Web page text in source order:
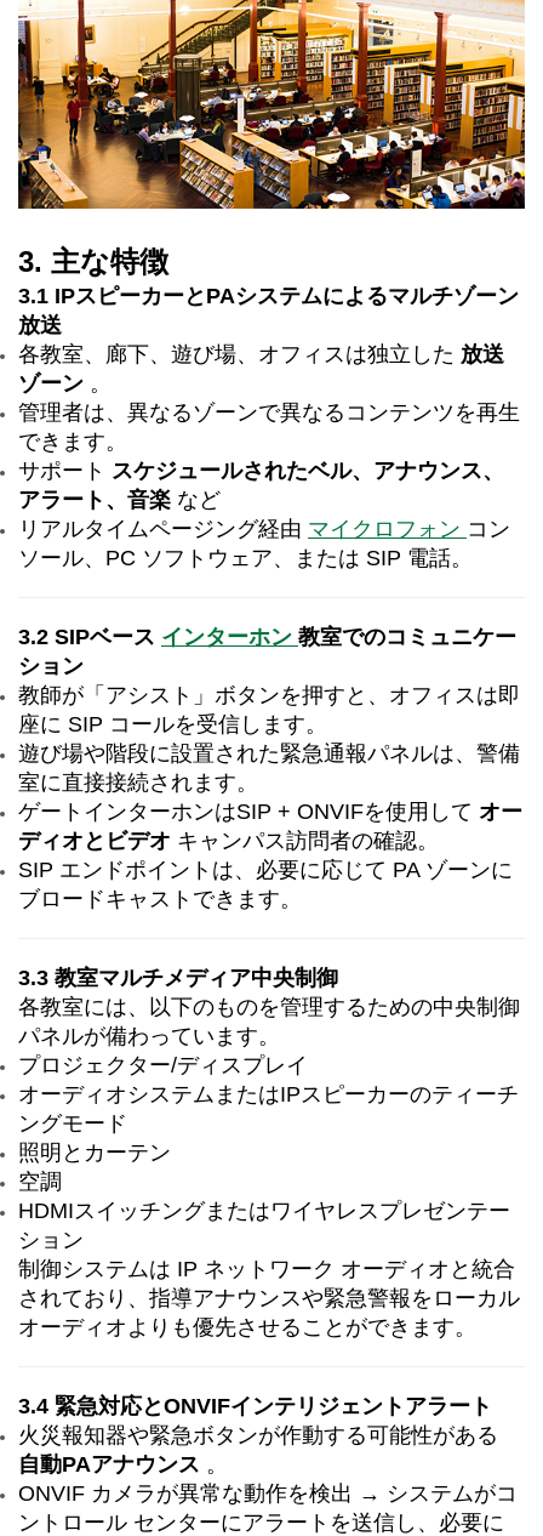
3. 主な特徴
3.1 IPスピーカーとPAシステムによるマルチゾーン
放送
各教室、廊下、遊び場、オフィスは独立した 放送
ゾーン 。
管理者は、異なるゾーンで異なるコンテンツを再生
できます。
サポート スケジュールされたベル、アナウンス、
アラート、音楽 など
リアルタイムページング経由 マイクロフォン コン
ソール、PC ソフトウェア、または SIP 電話。
3.2 SIPベース インターホン 教室でのコミュニケー
ション
教師が「アシスト」ボタンを押すと、オフィスは即
座に SIP コールを受信します。
遊び場や階段に設置された緊急通報パネルは、警備
室に直接接続されます。
ゲートインターホンはSIP + ONVIFを使用して オー
ディオとビデオ キャンパス訪問者の確認。
SIP エンドポイントは、必要に応じて PA ゾーンに
ブロードキャストできます。
3.3 教室マルチメディア中央制御
各教室には、以下のものを管理するための中央制御
パネルが備わっています。
プロジェクター/ディスプレイ
オーディオシステムまたはIPスピーカーのティーチ
ングモード
照明とカーテン
空調
HDMIスイッチングまたはワイヤレスプレゼンテー
ション
制御システムは IP ネットワーク オーディオと統合
されており、指導アナウンスや緊急警報をローカル
オーディオよりも優先させることができます。
3.4 緊急対応とONVIFインテリジェントアラート
火災報知器や緊急ボタンが作動する可能性がある
自動PAアナウンス 。
ONVIF カメラが異常な動作を検出 → システムがコ
ントロール センターにアラートを送信し、必要に